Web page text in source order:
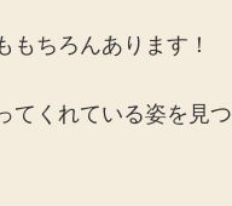
ちろんあります！
てくれている姿を見つ